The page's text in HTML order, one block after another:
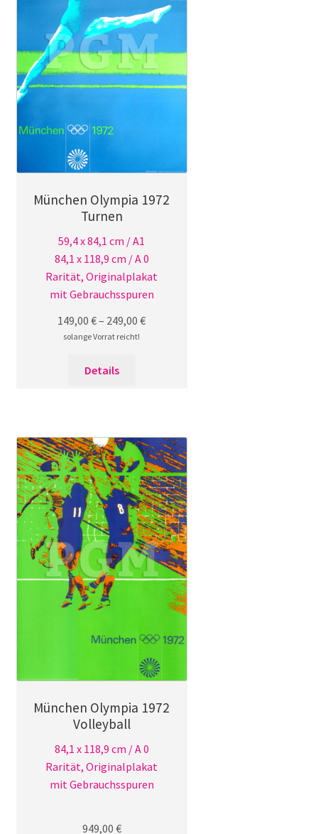
München Olympia 1972
Turnen
59,4 x 84,1 cm / A1
84,1 x 118,9 cm / A 0
Rarität, Originalplakat
mit Gebrauchsspuren
149,00€– 249,00€
solange Vorrat reicht!
Details
auf.
Die
Optionen
können
auf
der
Produktseite
gewählt
werden
München Olympia 1972
Volleyball
84,1 x 118,9 cm / A 0
Rarität, Originalplakat
mit Gebrauchsspuren
949,00 €